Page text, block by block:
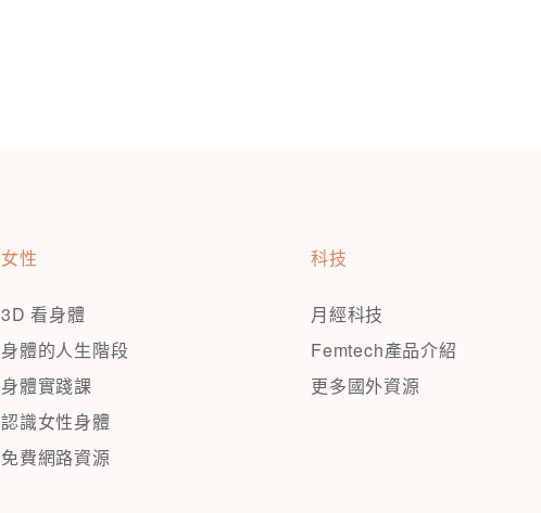
女性
3D 看身體
身體的人生階段
身體實踐課
認識女性身體
免費網路資源
科技
月經科技
Femtech產品介紹
更多國外資源